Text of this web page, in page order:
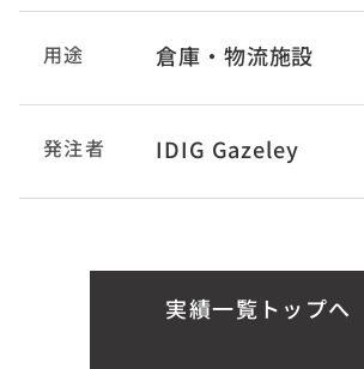
用途 倉庫・物流施設
発注者 IDIG Gazeley
実績一覧トップへ